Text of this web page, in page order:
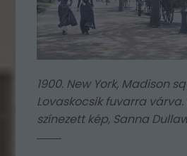
1900. New York, Madison
Lovaskocsik fuvarra
színezett kép, Sanna